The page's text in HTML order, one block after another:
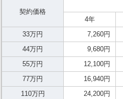
契約価格
4年
33万円
7,260円
44万円
9,680円
55万円
12,100円
77万円
16,940円
110万円
24,200円